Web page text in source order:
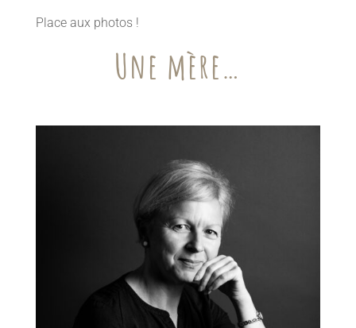
Place aux photos !
Une mère…